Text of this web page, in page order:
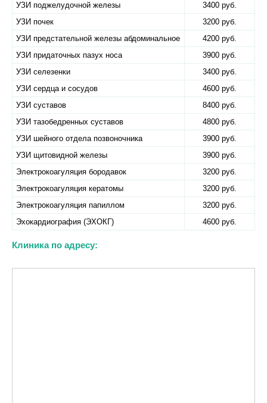
УЗИ поджелудочной железы
3400 руб.
УЗИ почек
3200 руб.
УЗИ предстательной железы абдоминальное
4200 руб.
УЗИ придаточных пазух носа
3900 руб.
УЗИ селезенки
3400 руб.
УЗИ сердца и сосудов
4600 руб.
УЗИ суставов
8400 руб.
УЗИ тазобедренных суставов
4800 руб.
УЗИ шейного отдела позвоночника
3900 руб.
УЗИ щитовидной железы
3900 руб.
Электрокоагуляция бородавок
3200 руб.
Электрокоагуляция кератомы
3200 руб.
Электрокоагуляция папиллом
3200 руб.
Эхокардиография (ЭХОКГ)
4600 руб.
Клиника по адресу: